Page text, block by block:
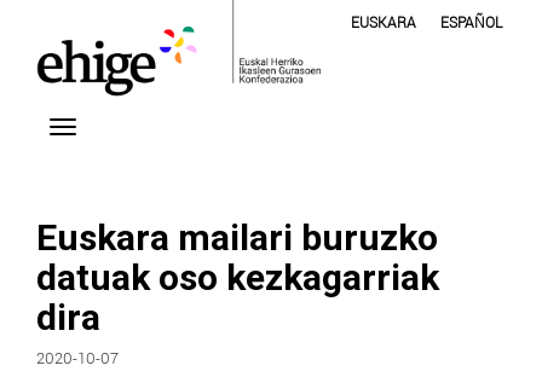
EUSKARA ESPAÑOL
Euskara mailari buruzko
datuak oso kezkagarriak
dira
2020-10-07